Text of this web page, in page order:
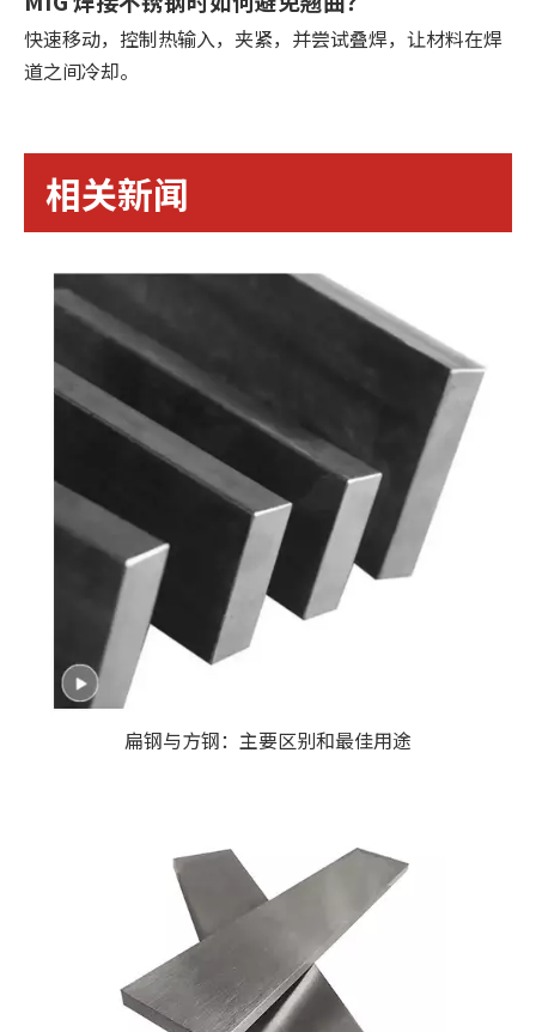
快速移动，控制热输入，夹紧，并尝试叠焊，让材料在焊
道之间冷却。
相关新闻
扁钢与方钢：主要区别和最佳用途